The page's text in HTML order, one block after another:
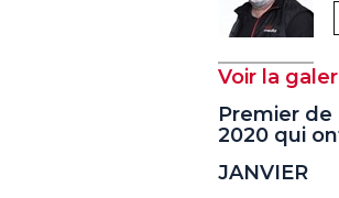
Voir la
Premier
2020 qui
JANVIER